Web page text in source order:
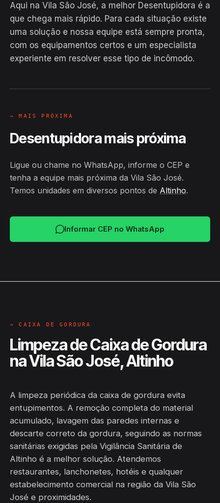
Aqui na Vila São José, a melhor Desentupidora é a
que chega mais rápido. Para cada situação existe
uma solução e nossa equipe está sempre pronta,
com os equipamentos certos e um especialista
experiente em resolver esse tipo de incômodo.
EM CAMPO
→ MAIS PRÓXIMA
Desentupidora mais próxima
Ligue ou chame no WhatsApp, informe o CEP e
tenha a equipe mais próxima da Vila São José.
Temos unidades em diversos pontos de Altinho.
Informar CEP no WhatsApp
→ CAIXA DE GORDURA
Limpeza de Caixa de Gordura
na Vila São José, Altinho
A limpeza periódica da caixa de gordura evita
entupimentos. A remoção completa do material
acumulado, lavagem das paredes internas e
descarte correto da gordura, seguindo as normas
sanitárias exigidas pela Vigilância Sanitária de
Altinho é a melhor solução. Atendemos
restaurantes, lanchonetes, hotéis e qualquer
estabelecimento comercial na região da Vila São
José e proximidades.